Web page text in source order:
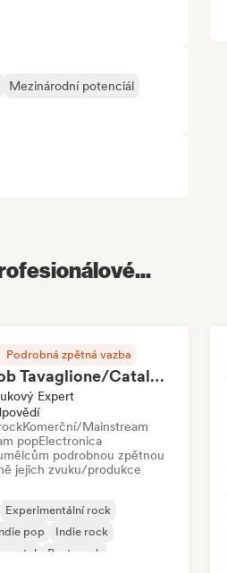
Mezinárodní potenciál
Podrobná zpětná vazba
Rob Tavaglione/Catalyst Recording
Expert
Komerční/Mainstream
popElectronica
podrobnou zpětnou
jejich zvuku/produkce
Experimentální rock
pop
Indie rock
metal
Post-punk